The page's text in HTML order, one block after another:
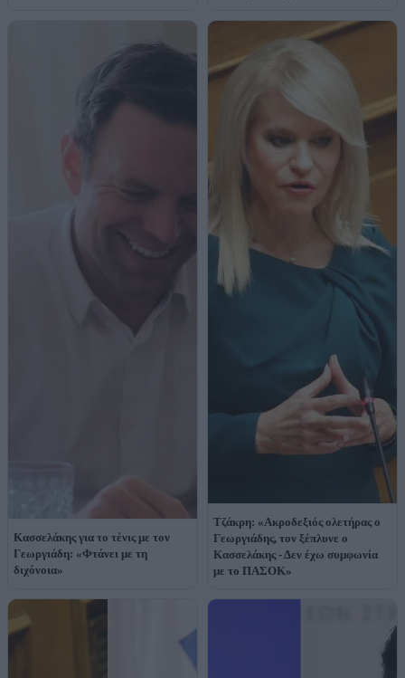
Κασσελάκης για το τένις με τον
Γεωργιάδη: «Φτάνει με τη
διχόνοια»
Τζάκρη: «Ακροδεξιός ολετήρας ο
Γεωργιάδης, τον ξέπλυνε ο
Κασσελάκης - Δεν έχω συμφωνία
με το ΠΑΣΟΚ»